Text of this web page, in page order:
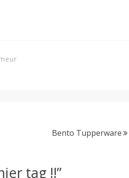
Bento Tupperware
tag !!”